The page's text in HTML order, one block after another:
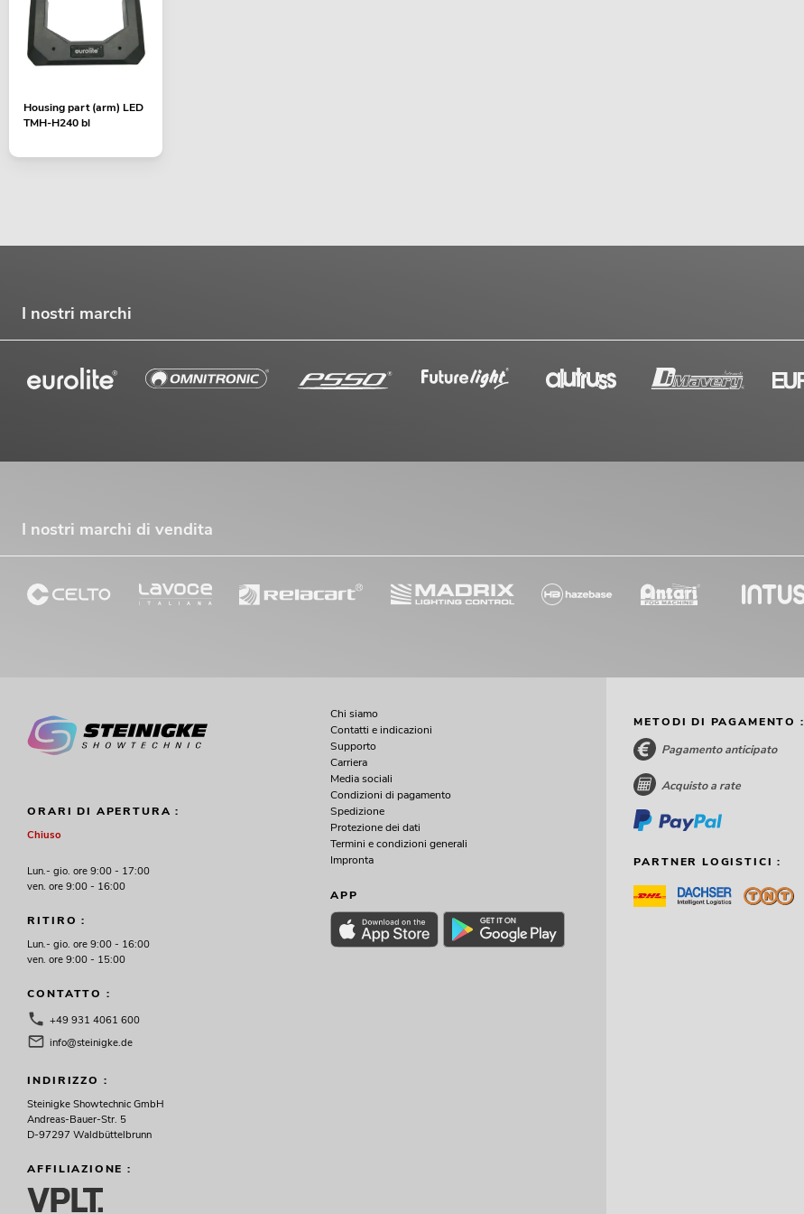
Housing part (arm) LED
TMH-H240 bl
I nostri marchi
I nostri marchi di vendita
ORARI DI APERTURA :
Chiuso
Lun.- gio. ore 9:00 - 17:00
ven. ore 9:00 - 16:00
RITIRO :
Lun.- gio. ore 9:00 - 16:00
ven. ore 9:00 - 15:00
CONTATTO :
+49 931 4061 600
info@steinigke.de
INDIRIZZO :
Steinigke Showtechnic GmbH
Andreas-Bauer-Str. 5
D-97297 Waldbüttelbrunn
AFFILIAZIONE :
Chi siamo
Contatti e indicazioni
Supporto
Carriera
Media sociali
Condizioni di pagamento
Spedizione
Protezione dei dati
Termini e condizioni generali
Impronta
APP
METODI DI PAGAMENTO :
Pagamento anticipato
Acquisto a rate
PARTNER LOGISTICI :